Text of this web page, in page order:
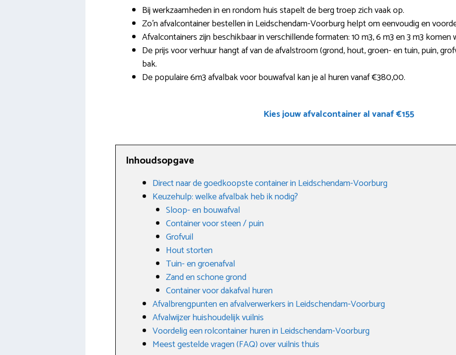
Bij werkzaamheden in en rondom huis stapelt de berg troep zich vaak op.
Zo’n afvalcontainer bestellen in Leidschendam-Voorburg helpt om eenvoudig en
Afvalcontainers zijn beschikbaar in verschillende formaten: 10 m3, 6 m3 en 3 m3 komen
De prijs voor verhuur hangt af van de afvalstroom (grond, hout, groen- en tuin, puin,
bak.
De populaire 6m3 afvalbak voor bouwafval kan je al huren vanaf €380,00.
Kies jouw afvalcontainer al vanaf €155
Inhoudsopgave
Direct naar de goedkoopste container in Leidschendam-Voorburg
Keuzehulp: welke afvalbak heb ik nodig?
Sloop- en bouwafval
Container voor steen / puin
Grofvuil
Hout storten
Tuin- en groenafval
Zand en schone grond
Container voor dakafval huren
Afvalbrengpunten en afvalverwerkers in Leidschendam-Voorburg
Afvalwijzer huishoudelijk vuilnis
Voordelig een rolcontainer huren in Leidschendam-Voorburg
Meest gestelde vragen (FAQ) over vuilnis thuis